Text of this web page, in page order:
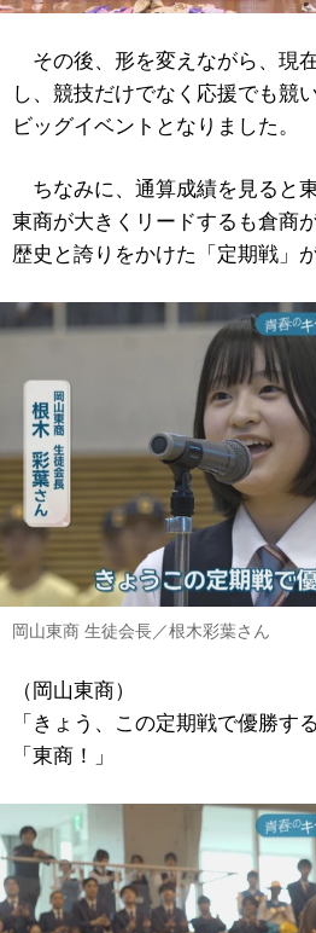
その後、形を変えながら、現
し、競技だけでなく応援でも競
ビッグイベントとなりました。
ちなみに、通算成績を見ると
東商が大きくリードするも倉商
歴史と誇りをかけた「定期戦」
岡山東商 生徒会長／根木彩葉さん
（岡山東商）
「きょう、この定期戦で優勝す
「東商！」